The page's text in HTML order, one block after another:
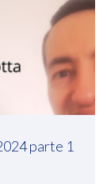
parte 1